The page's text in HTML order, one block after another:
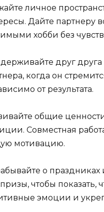
личное
Дайте партнеру
хобби без
друг друга
когда он
от результата.
общие
Совместная
мотивацию.
о
чтобы показать,
эмоции и